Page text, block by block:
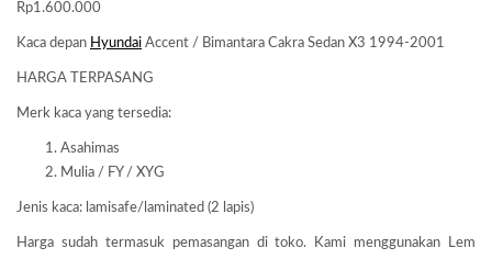
Rp1.600.000
Kaca depan Hyundai Accent / Bimantara Cakra Sedan X3 1994-2001
HARGA TERPASANG
Merk kaca yang tersedia:
Asahimas
Mulia / FY / XYG
Jenis kaca: lamisafe/laminated (2 lapis)
Harga sudah termasuk pemasangan di toko. Kami menggunakan Lem